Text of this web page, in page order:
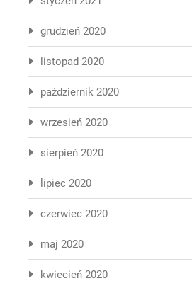
grudzień 2020
listopad 2020
październik 2020
wrzesień 2020
sierpień 2020
lipiec 2020
czerwiec 2020
maj 2020
kwiecień 2020